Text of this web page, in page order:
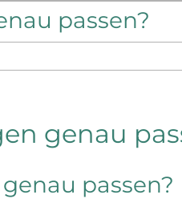
passen?
genau
passen?